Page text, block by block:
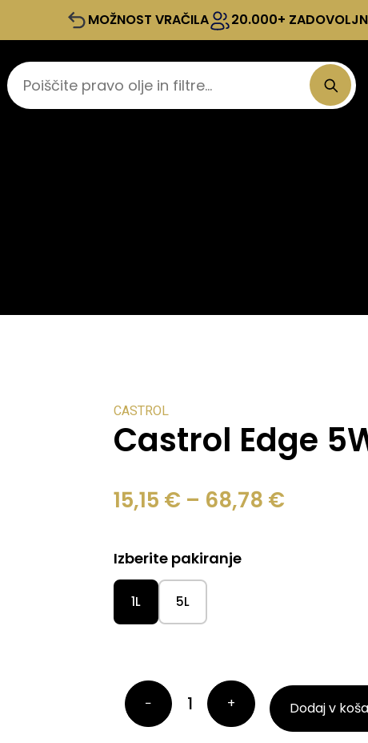
MOŽNOST VRAČILA 20.000+
CASTROL
Castrol Edge
15,15 € – 68,78 €
Izberite pakiranje
1L 5L
− + Dodaj v